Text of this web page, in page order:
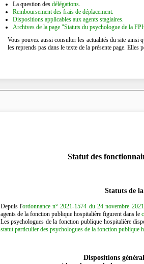
La question des délégations.
Remboursement des frais de déplacement.
Dispositions applicables aux agents stagiaires.
Archives de la page "Statuts du psychologue de la
Vous pouvez aussi consulter les actualités du site ainsi
les reprends pas dans le texte de la présente page.
Statut des
Statuts de
Depuis l'ordonnance n° 2021-1574 du 24 novembre
agents de la fonction publique hospitalière figurent dans le
Les psychologues de la fonction publique hospitalière
statut particulier des psychologues de la fonction publique
Dispositions